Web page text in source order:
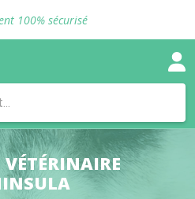
100% sécurisé
en clinique vétérinaire
vétérinaire
en clinique vétérinaire
en clinique
croquettes vétérinaire